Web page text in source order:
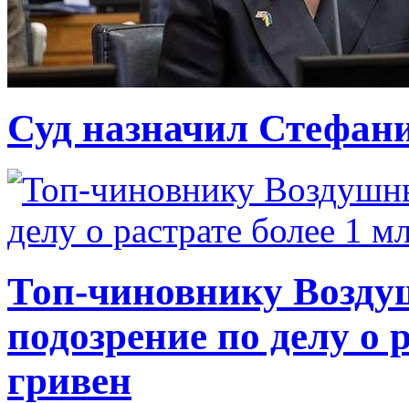
Суд назначил
Топ-чиновнику
подозрение по делу о
гривен